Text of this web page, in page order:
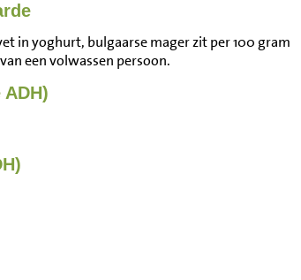
in yoghurt, bulgaarse mager zit per 100 gram
een volwassen persoon.